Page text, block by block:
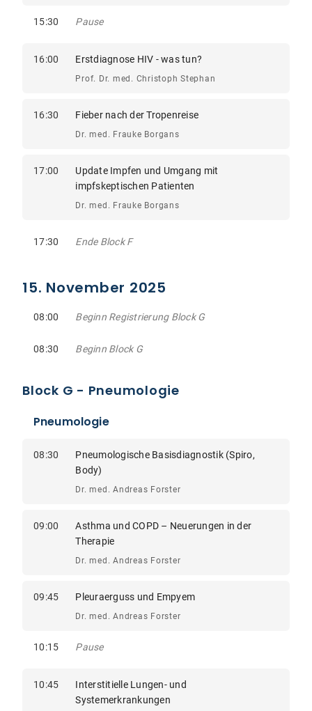
15:30 Pause
16:00 Erstdiagnose HIV - was tun?
Prof. Dr. med. Christoph Stephan
16:30 Fieber nach der Tropenreise
Dr. med. Frauke Borgans
17:00
Update Impfen und Umgang mit
impfskeptischen Patienten
Dr. med. Frauke Borgans
17:30 Ende Block F
15. November 2025
08:00 Beginn Registrierung Block G
08:30 Beginn Block G
Block G - Pneumologie
Pneumologie
08:30
Pneumologische Basisdiagnostik (Spiro,
Body)
Dr. med. Andreas Forster
09:00
Asthma und COPD – Neuerungen in der
Therapie
Dr. med. Andreas Forster
09:45 Pleuraerguss und Empyem
Dr. med. Andreas Forster
10:15 Pause
10:45
Interstitielle Lungen- und
Systemerkrankungen